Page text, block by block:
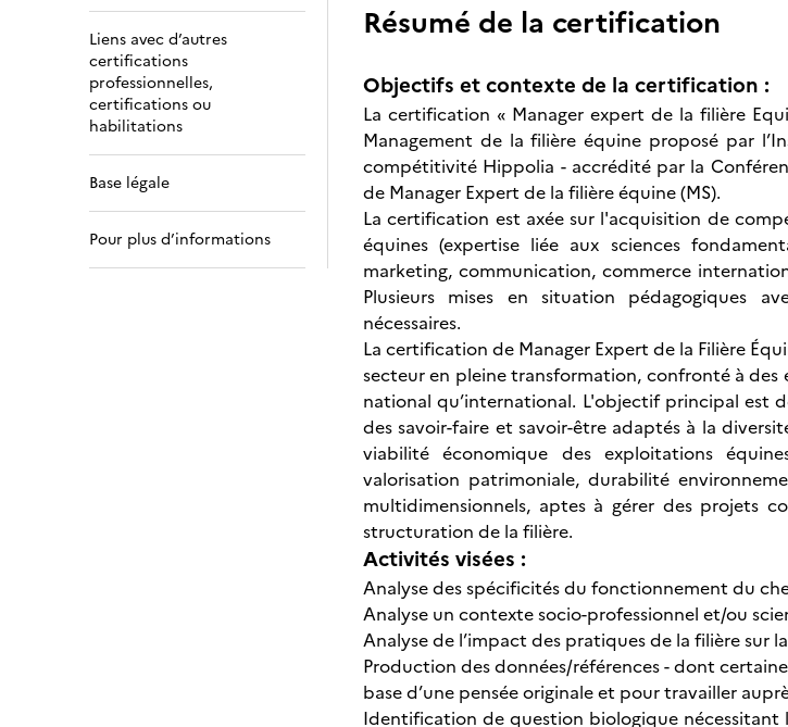
Liens avec d’autres
certifications
professionnelles,
certifications ou
habilitations
Base légale
Pour plus d’informations
Résumé de la certification
Objectifs et contexte de la certification :
La certification « Manager expert de la filière
Management de la filière équine proposé par
compétitivité Hippolia - accrédité par la
de Manager Expert de la filière équine (MS).
La certification est axée sur l'acquisition de
équines (expertise liée aux sciences
marketing, communication, commerce
Plusieurs mises en situation pédagogiques
nécessaires.
La certification de Manager Expert de la Filière
secteur en pleine transformation, confronté à
national qu’international. L'objectif principal est
des savoir-faire et savoir-être adaptés à la
viabilité économique des exploitations
valorisation patrimoniale, durabilité
multidimensionnels, aptes à gérer des projets
structuration de la filière.
Activités visées :
Analyse des spécificités du fonctionnement du
Analyse un contexte socio-professionnel et/ou
Analyse de l’impact des pratiques de la filière sur
Production des données/références - dont
base d’une pensée originale et pour travailler
Identification de question biologique nécessitant